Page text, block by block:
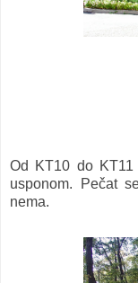
Od KT10 do
usponom. Pečat
nema.